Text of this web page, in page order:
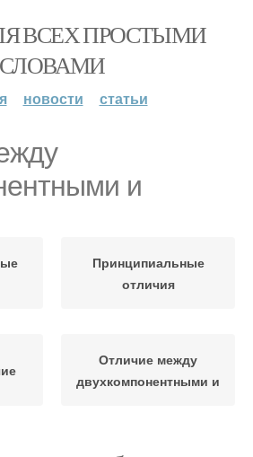
ВСЕХ ПРОСТЫМИ
СЛОВАМИ
новости статьи
и
Принципиальные
отличия
Отличие между
двухкомпонентными и